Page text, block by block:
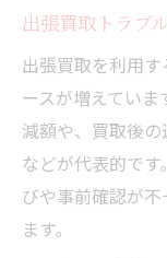
出張買取トラブ
出張買取を利用
ースが増えてい
減額や、買取後
などが代表的で
びや事前確認が
ます。